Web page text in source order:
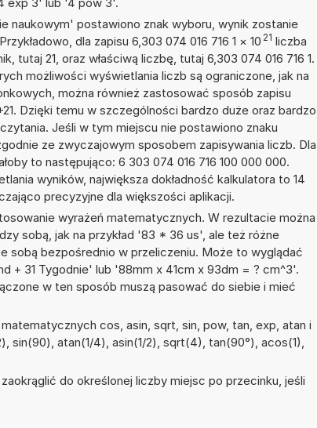
naukowym' postawiono znak wyboru, wynik zostanie
dla zapisu 6,303 074 016 716 1 × 10 21 liczba
tutaj 21, oraz właściwą liczbę, tutaj 6,303 074 016 716 1.
możliwości wyświetlania liczb są ograniczone, jak na
można również zastosować sposób zapisu
Dzięki temu w szczególności bardzo duże oraz bardzo
Jeśli w tym miejscu nie postawiono znaku
ze zwyczajowym sposobem zapisywania liczb. Dla
to następująco: 6 303 074 016 716 100 000 000.
wyników, największa dokładność kalkulatora to 14
precyzyjne dla większości aplikacji.
wyrażeń matematycznych. W rezultacie można
sobą, jak na przykład '83 * 36 us', ale też różne
sobą bezpośrednio w przeliczeniu. Może to wyglądać
+ 31 Tygodnie' lub '88mm x 41cm x 93dm = ? cm^3'.
w ten sposób muszą pasować do siebie i mieć
cos, asin, sqrt, sin, pow, tan, exp, atan i
sin(90), atan(1/4), asin(1/2), sqrt(4), tan(90°), acos(1),
do określonej liczby miejsc po przecinku, jeśli